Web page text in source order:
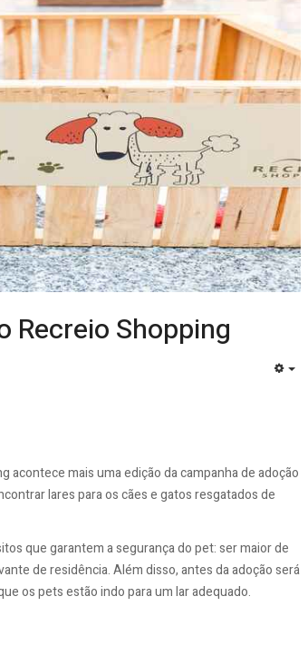
Recreio Shopping
acontece mais uma edição da campanha de adoção
lares para os cães e gatos resgatados de
que garantem a segurança do pet: ser maior de
de residência. Além disso, antes da adoção será
os pets estão indo para um lar adequado.